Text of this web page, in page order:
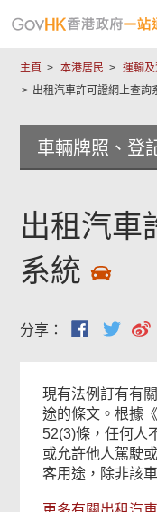
主頁 本港居民 運輸
出租汽車許可證網上查詢
車輛牌照、登
出租汽車
系統
分享：
現有法例訂有有
途的條文。根據
52(3)條，任何人
或允許他人駕駛
客用途，除非該